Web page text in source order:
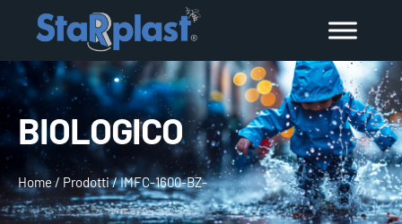
BIOLOGICO
Home/ Prodotti/IMFC-1600-BZ-